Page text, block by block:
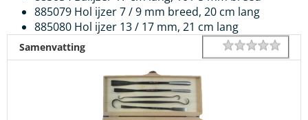
885079 Hol ijzer 7 / 9 mm breed, 20 cm lang
885080 Hol ijzer 13 / 17 mm, 21 cm lang
Samenvatting Rating 1 star
2
3
4
5